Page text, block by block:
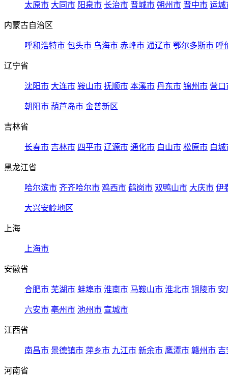
太原市 大同市 阳泉市 长治市 晋城市 朔州市 晋中市 运城
内蒙古自治区
呼和浩特市 包头市 乌海市 赤峰市 通辽市 鄂尔多斯市 呼
辽宁省
沈阳市 大连市 鞍山市 抚顺市 本溪市 丹东市 锦州市 营口
朝阳市 葫芦岛市 金普新区
吉林省
长春市 吉林市 四平市 辽源市 通化市 白山市 松原市 白城
黑龙江省
哈尔滨市 齐齐哈尔市 鸡西市 鹤岗市 双鸭山市 大庆市 伊
大兴安岭地区
上海
上海市
安徽省
合肥市 芜湖市 蚌埠市 淮南市 马鞍山市 淮北市 铜陵市 安
六安市 亳州市 池州市 宣城市
江西省
南昌市 景德镇市 萍乡市 九江市 新余市 鹰潭市 赣州市 吉
河南省